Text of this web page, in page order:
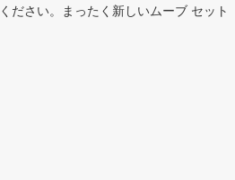
ださい。まったく新しいムーブ セット